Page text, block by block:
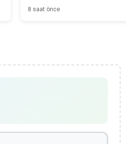
Farkındalık Seferberliği
8 saat önce